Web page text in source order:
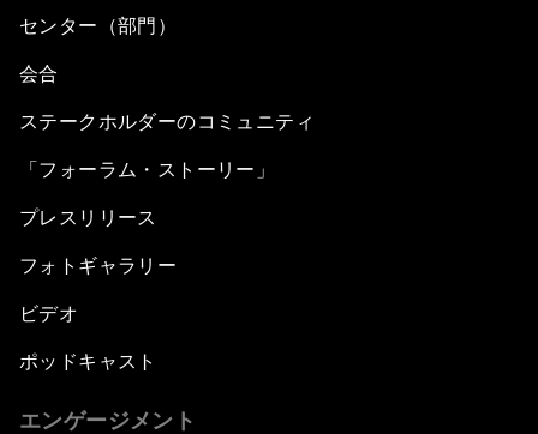
Into a Deal-Based Global Order?
Post-Establishment Politics?
Strategic Outlook: Eurasia
Reconnecting Refugees
センター（部門）
会合
ステークホルダーのコミュニティ
「フォーラム・ストーリー」
プレスリリース
フォトギャラリー
ビデオ
ポッドキャスト
エンゲージメント